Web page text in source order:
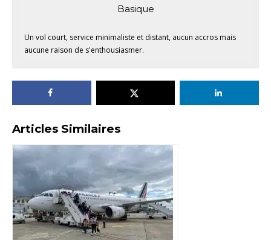
Basique
Un vol court, service minimaliste et distant, aucun accros mais
aucune raison de s'enthousiasmer.
Articles Similaires